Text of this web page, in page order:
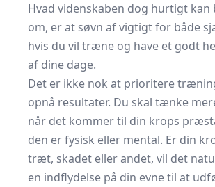
Hvad videnskaben dog hurtigt kan
om, er at søvn af vigtigt for både
hvis du vil træne og have et godt
af dine dage.
Det er ikke nok at prioritere
opnå resultater. Du skal tænke
når det kommer til din krops
den er fysisk eller mental. Er din
træt, skadet eller andet, vil det
en indflydelse på din evne til at